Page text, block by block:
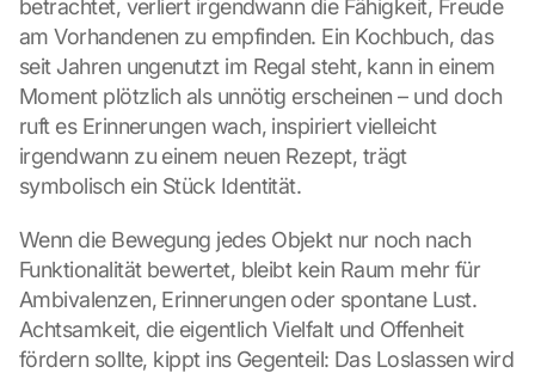
betrachtet, verliert irgendwann die Fähigkeit, Freude
am Vorhandenen zu empfinden. Ein Kochbuch, das
seit Jahren ungenutzt im Regal steht, kann in einem
Moment plötzlich als unnötig erscheinen – und doch
ruft es Erinnerungen wach, inspiriert vielleicht
irgendwann zu einem neuen Rezept, trägt
symbolisch ein Stück Identität.
Wenn die Bewegung jedes Objekt nur noch nach
Funktionalität bewertet, bleibt kein Raum mehr für
Ambivalenzen, Erinnerungen oder spontane Lust.
Achtsamkeit, die eigentlich Vielfalt und Offenheit
fördern sollte, kippt ins Gegenteil: Das Loslassen wird